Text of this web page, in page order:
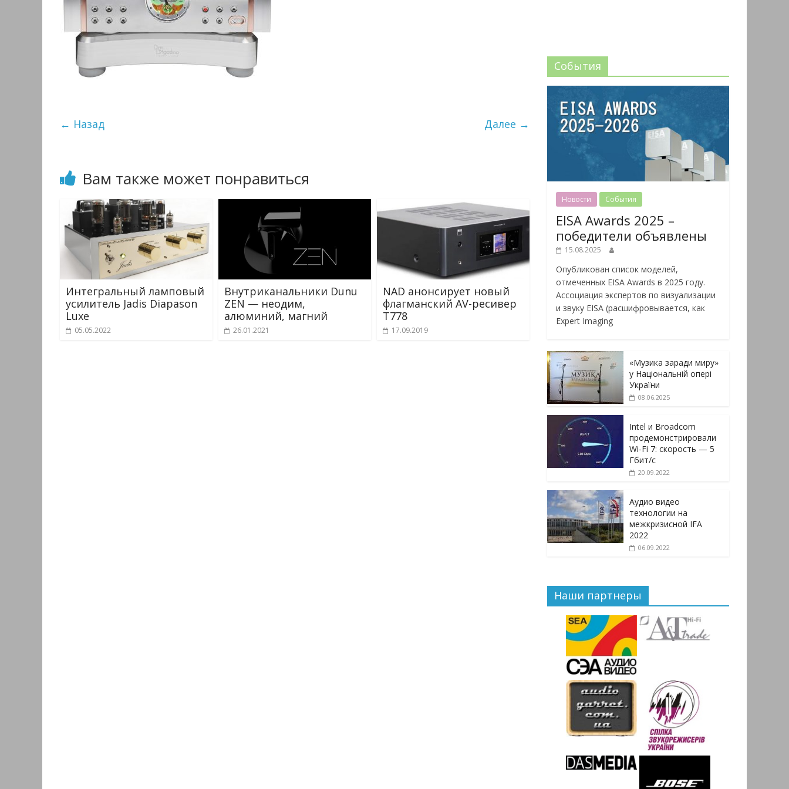
← Назад Далее →
Вам также может понравиться
Интегральный ламповый
усилитель Jadis Diapason
Luxe
05.05.2022
Внутриканальники Dunu
ZEN — неодим,
алюминий, магний
26.01.2021
NAD анонсирует новый
флагманский AV-ресивер
T778
17.09.2019
События
Новости События
EISA Awards 2025 –
победители объявлены
15.08.2025
Опубликован список моделей,
отмеченных EISA Awards в 2025 году.
Ассоциация экспертов по визуализации
и звуку EISA (расшифровывается, как
Expert Imaging
«Музика заради миру»
у Національній опері
України
08.06.2025
Intel и Broadcom
продемонстрировали
Wi-Fi 7: скорость — 5
Гбит/с
20.09.2022
Аудио видео
технологии на
межкризисной IFA
2022
06.09.2022
Наши партнеры